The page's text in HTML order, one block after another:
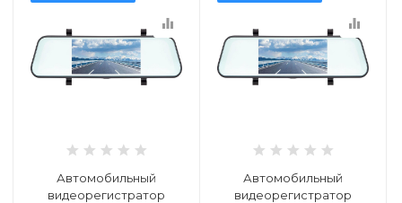
equalizer
Автомобильный
видеорегистратор
equalizer
Автомобильный
видеорегистратор